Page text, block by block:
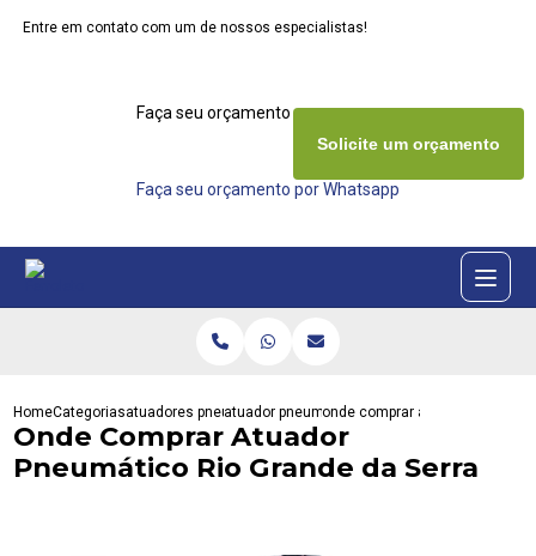
Entre em contato com um de nossos especialistas!
Faça seu orçamento agora mesmo
Faça seu orçamento por Whatsapp
Solicite um orçamento
HomeCategoriasatuadores pneumaticosatuador pneumatico dupla acao
onde comprar atuador
Onde Comprar Atuador
Pneumático Rio Grande da Serra